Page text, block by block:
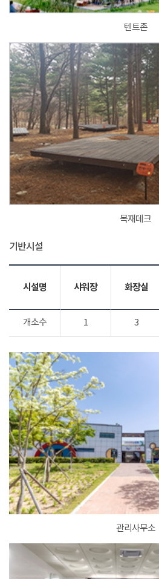
텐트존
목재데크
기반시설
시설명 샤워장 화장실
개소수 1 3
관리사무소